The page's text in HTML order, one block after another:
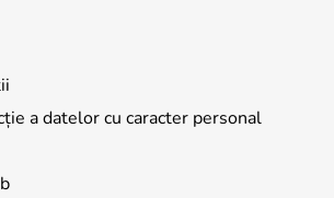
a datelor cu caracter personal